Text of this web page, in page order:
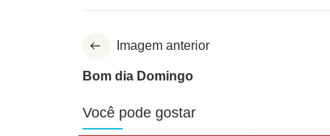
Imagem anterior
Bom dia Domingo
Você pode gostar